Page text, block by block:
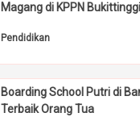
Magang di KPPN Bukittinggi
Pendidikan
Boarding School Putri di
Terbaik Orang Tua